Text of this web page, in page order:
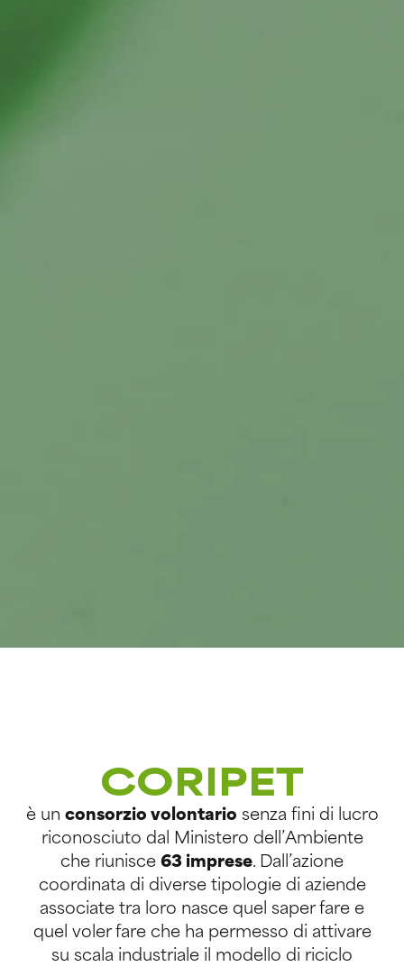
CORIPET
è un consorzio volontario senza fini di lucro
riconosciuto dal Ministero dell’Ambiente
che riunisce 63 imprese. Dall’azione
coordinata di diverse tipologie di aziende
associate tra loro nasce quel saper fare e
quel voler fare che ha permesso di attivare
su scala industriale il modello di riciclo